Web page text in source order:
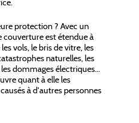
protection ? Avec un
est étendue à
vols, le bris de vitre, les
naturelles, les
dommages électriques…
quant à elle les
à d'autres personnes